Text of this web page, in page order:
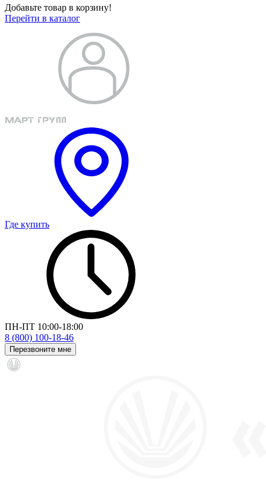
Добавьте товар в корзину!
Перейти в каталог
Где купить
ПН-ПТ 10:00-18:00
8 (800) 100-18-46
Перезвоните мне